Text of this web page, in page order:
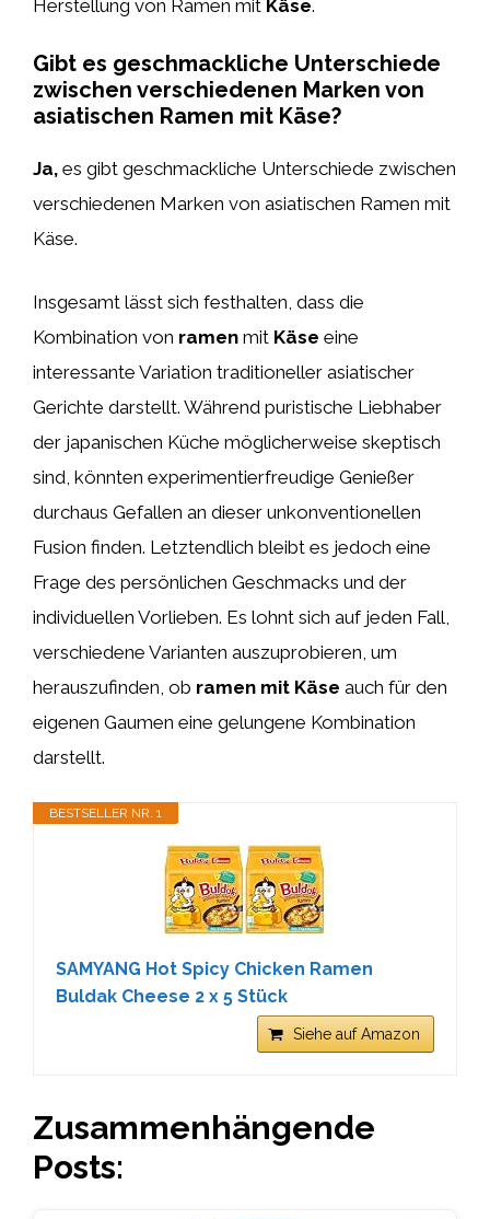
Herstellung von Ramen mit Käse.
Gibt es geschmackliche Unterschiede
zwischen verschiedenen Marken von
asiatischen Ramen mit Käse?
Ja, es gibt geschmackliche Unterschiede zwischen
verschiedenen Marken von asiatischen Ramen mit
Käse.
Insgesamt lässt sich festhalten, dass die
Kombination von ramen mit Käse eine
interessante Variation traditioneller asiatischer
Gerichte darstellt. Während puristische Liebhaber
der japanischen Küche möglicherweise skeptisch
sind, könnten experimentierfreudige Genießer
durchaus Gefallen an dieser unkonventionellen
Fusion finden. Letztendlich bleibt es jedoch eine
Frage des persönlichen Geschmacks und der
individuellen Vorlieben. Es lohnt sich auf jeden Fall,
verschiedene Varianten auszuprobieren, um
herauszufinden, ob ramen mit Käse auch für den
eigenen Gaumen eine gelungene Kombination
darstellt.
BESTSELLER NR. 1
SAMYANG Hot Spicy Chicken Ramen
Buldak Cheese 2 x 5 Stück
Siehe auf Amazon
Zusammenhängende
Posts: